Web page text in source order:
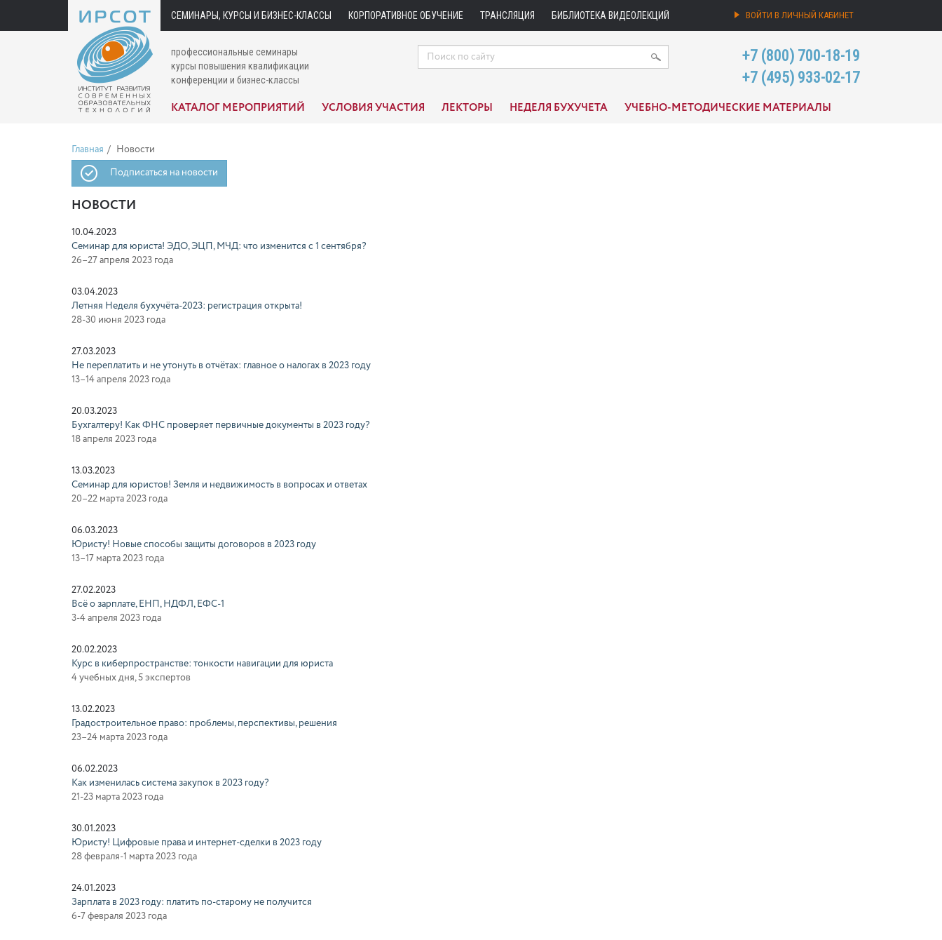
СЕМИНАРЫ, КУРСЫ И БИЗНЕС-КЛАССЫ КОРПОРАТИВНОЕ ОБУЧЕНИЕ ТРАНСЛЯЦИЯ БИБЛИОТЕКА ВИДЕОЛЕКЦИЙ ВОЙТИ В ЛИЧНЫЙ КАБИНЕТ
профессиональные семинары
курсы повышения квалификации
конференции и бизнес-классы
+7 (800) 700-18-19
+7 (495) 933-02-17
КАТАЛОГ МЕРОПРИЯТИЙ УСЛОВИЯ УЧАСТИЯ ЛЕКТОРЫ НЕДЕЛЯ БУХУЧЕТА УЧЕБНО-МЕТОДИЧЕСКИЕ МАТЕРИАЛЫ
Главная
Новости
Подписаться на новости
НОВОСТИ
10.04.2023
Семинар для юриста! ЭДО, ЭЦП, МЧД: что изменится с 1 сентября?
26–27 апреля 2023 года
03.04.2023
Летняя Неделя бухучёта-2023: регистрация открыта!
28-30 июня 2023 года
27.03.2023
Не переплатить и не утонуть в отчётах: главное о налогах в 2023 году
13–14 апреля 2023 года
20.03.2023
Бухгалтеру! Как ФНС проверяет первичные документы в 2023 году?
18 апреля 2023 года
13.03.2023
Семинар для юристов! Земля и недвижимость в вопросах и ответах
20–22 марта 2023 года
06.03.2023
Юристу! Новые способы защиты договоров в 2023 году
13–17 марта 2023 года
27.02.2023
Всё о зарплате, ЕНП, НДФЛ, ЕФС-1
3-4 апреля 2023 года
20.02.2023
Курс в киберпространстве: тонкости навигации для юриста
4 учебных дня, 5 экспертов
13.02.2023
Градостроительное право: проблемы, перспективы, решения
23–24 марта 2023 года
06.02.2023
Как изменилась система закупок в 2023 году?
21-23 марта 2023 года
30.01.2023
Юристу! Цифровые права и интернет-сделки в 2023 году
28 февраля-1 марта 2023 года
24.01.2023
Зарплата в 2023 году: платить по-старому не получится
6-7 февраля 2023 года